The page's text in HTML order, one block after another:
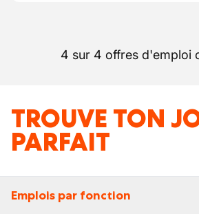
4 sur 4 offres d'emploi
TROUVE TON
PARFAIT
Emplois par fonction